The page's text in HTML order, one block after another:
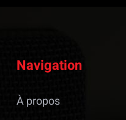
Navigation
À propos